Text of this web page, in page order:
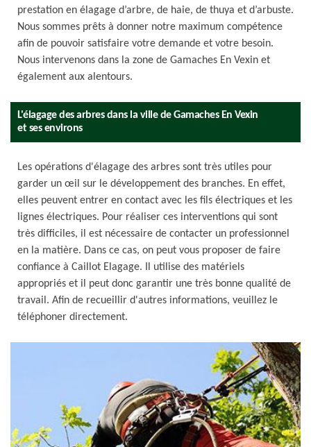
prestation en élagage d’arbre, de haie, de thuya et d’arbuste.
Nous sommes prêts à donner notre maximum compétence
afin de pouvoir satisfaire votre demande et votre besoin.
Nous intervenons dans la zone de Gamaches En Vexin et
également aux alentours.
L'élagage des arbres dans la ville de Gamaches En Vexin
et ses environs
Les opérations d'élagage des arbres sont très utiles pour
garder un œil sur le développement des branches. En effet,
elles peuvent entrer en contact avec les fils électriques et les
lignes électriques. Pour réaliser ces interventions qui sont
très difficiles, il est nécessaire de contacter un professionnel
en la matière. Dans ce cas, on peut vous proposer de faire
confiance à Caillot Elagage. Il utilise des matériels
appropriés et il peut donc garantir une très bonne qualité de
travail. Afin de recueillir d'autres informations, veuillez le
téléphoner directement.